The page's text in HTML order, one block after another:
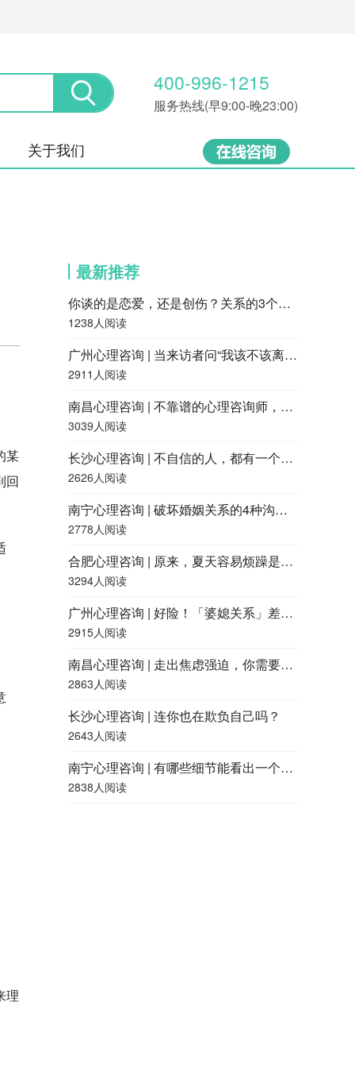
400-996-1215
服务热线(早9:00-晚23:00)
关于我们
某
回
理
最新推荐
你谈的是恋爱，还是创伤？关系的3个层次，很多人都停留在第一层
1238人阅读
广州心理咨询 | 当来访者问“我该不该离婚”，咨询师会怎么回答？
2911人阅读
南昌心理咨询 | 不靠谱的心理咨询师，都有什么特征？
3039人阅读
长沙心理咨询 | 不自信的人，都有一个共同点
2626人阅读
南宁心理咨询 | 破坏婚姻关系的4种沟通方式，快看看你用过吗？
2778人阅读
合肥心理咨询 | 原来，夏天容易烦躁是因为「热怒症」
3294人阅读
广州心理咨询 | 好险！「婆媳关系」差点就和谐了……
2915人阅读
南昌心理咨询 | 走出焦虑强迫，你需要了解这四点
2863人阅读
长沙心理咨询 | 连你也在欺负自己吗？
2643人阅读
南宁心理咨询 | 有哪些细节能看出一个人的精神状况好不好？
2838人阅读